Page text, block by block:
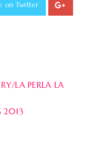
on Twitter
LA PERLA LA
2013